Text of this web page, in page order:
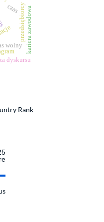
wolny
przedsiębiorcy
czas
dyskursu
kariera zawodowa